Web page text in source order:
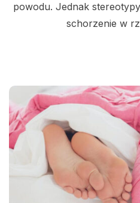
powodu. Jednak
schorzenie w